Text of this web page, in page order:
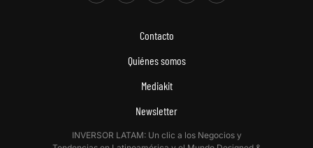
Contacto
Quiénes somos
Mediakit
Newsletter
INVERSOR LATAM: Un clic a los Negocios y